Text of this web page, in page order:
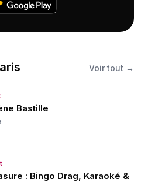
Voir tout →
Bastille
: Bingo Drag, Karaoké &